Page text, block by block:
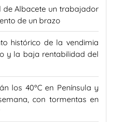
Albacete un trabajador
de un brazo
histórico de la vendimia
y la baja rentabilidad del
los 40ºC en Península y
con tormentas en